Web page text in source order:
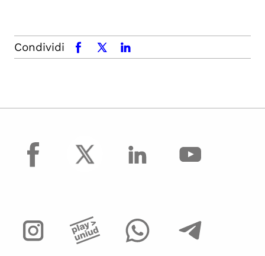
Condividi facebookx.comlinkedin
facebook